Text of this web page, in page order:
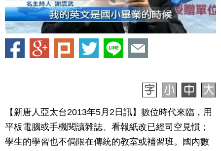
【新唐人亞太台2013年5月2日訊】數位時代來臨，用
平板電腦或手機閱讀雜誌、看報紙改已經司空見慣；
學生的學習也不侷限在傳統的教室或補習班。國內數